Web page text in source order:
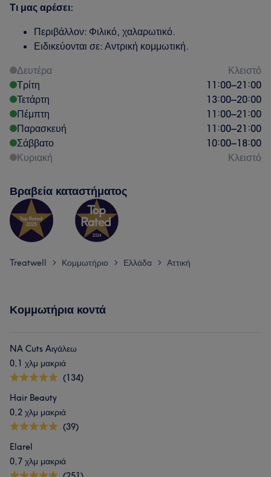
Τι μας αρέσει:
Περιβάλλον: Φιλικό, χαλαρωτικό.
Ειδικεύονται σε: Αντρική κομμωτική.
Δευτέρα
Κλειστό
Τρίτη
11:00–21:00
Τετάρτη
13:00–20:00
Πέμπτη
11:00–21:00
Παρασκευή
11:00–21:00
Σάββατο
10:00–18:00
Κυριακή
Κλειστό
Βραβεία καταστήματος
Treatwell > Κομμωτήριο > Ελλάδα > Αττική
Κομμωτήρια κοντά
NA Cuts Aιγάλεω
0,1 χλμ μακριά
(134)
Hair Beauty
0,2 χλμ μακριά
(39)
Elarel
0,7 χλμ μακριά